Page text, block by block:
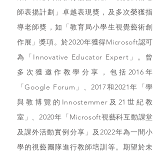
師表揚計劃」卓越表現獎，及多次榮獲指
導老師獎，如「教育局小學生視覺藝術創
作展」獎項。於2020年獲得Microsoft認可
為「Innovative Educator Expert」。曾
多次獲邀作教學分享，包括2016年
「Google Forum」、2017和2021年「學
與教博覽的Innostemmer及21世紀教
室」、2020年「Microsoft視藝科互動課堂
及課外活動實例分享」及2022年為一間小
學的視藝團隊進行教師培訓等。期望於未